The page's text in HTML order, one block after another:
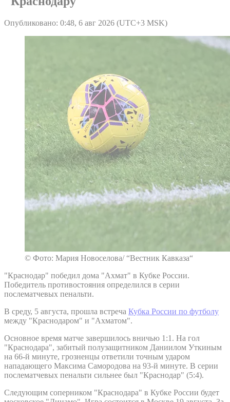
Опубликовано: 0:48, 6 авг 2026 (UTC+3 MSK)
© Фото: Мария Новоселова/ “Вестник Кавказа“
"Краснодар" победил дома "Ахмат" в Кубке России.
Победитель противостояния определился в серии
послематчевых пенальти.
В среду, 5 августа, прошла встреча Кубка России по футболу
между "Краснодаром" и "Ахматом".
Основное время матче завершилось вничью 1:1. На гол
"Краснодара", забитый полузащитником Даниилом Уткиным
на 66-й минуте, грозненцы ответили точным ударом
нападающего Максима Самородова на 93-й минуте. В серии
послематчевых пенальти сильнее был "Краснодар" (5:4).
Следующим соперником "Краснодара" в Кубке России будет